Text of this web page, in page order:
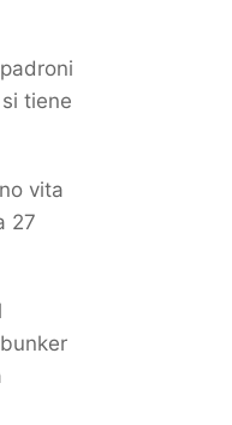
tiene
vita
27